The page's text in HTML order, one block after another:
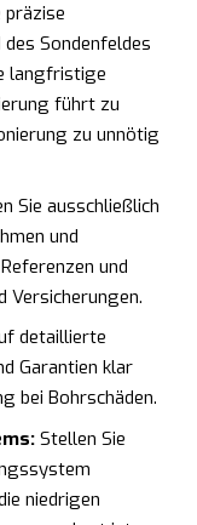
präzise
Sondenfeldes
langfristige
führt zu
zu unnötig
Sie ausschließlich
und
und
Versicherungen.
detaillierte
Garantien klar
bei Bohrschäden.
Stellen Sie
niedrigen